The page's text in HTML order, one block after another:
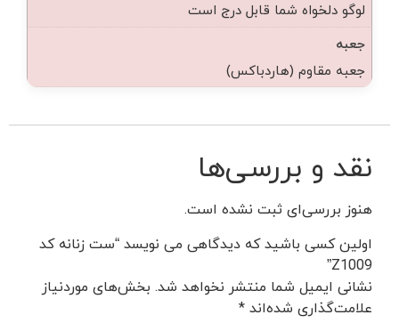
لوگو دلخواه شما قابل درج است
جعبه
جعبه مقاوم (هاردباکس)
نقد و بررسی‌ها
هنوز بررسی‌ای ثبت نشده است.
اولین کسی باشید که دیدگاهی می نویسد “ست زنانه کد
Z1009”
نشانی ایمیل شما منتشر نخواهد شد. بخش‌های موردنیاز
علامت‌گذاری شده‌اند*